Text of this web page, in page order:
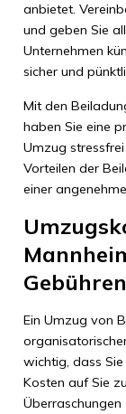
anbietet.
und geben Sie
Unternehmen
sicher und
Mit den
haben Sie eine
Umzug
Vorteilen der
einer
Gebühren
Ein Umzug von
wichtig, dass
Kosten auf Sie